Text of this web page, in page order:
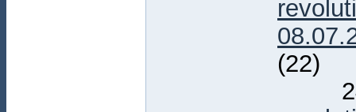
(22)